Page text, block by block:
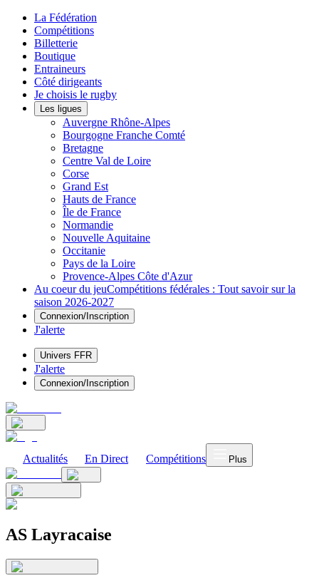
La Fédération
Compétitions
Billetterie
Boutique
Entraineurs
Côté dirigeants
Je choisis le rugby
Les ligues
Auvergne Rhône-Alpes
Bourgogne Franche Comté
Bretagne
Centre Val de Loire
Corse
Grand Est
Hauts de France
Île de France
Normandie
Nouvelle Aquitaine
Occitanie
Pays de la Loire
Provence-Alpes Côte d'Azur
Au coeur du jeuCompétitions fédérales : Tout savoir sur la
saison 2026-2027
Connexion/Inscription
J'alerte
Univers FFR
J'alerte
Connexion/Inscription
Actualités En Direct Compétitions Plus
AS Layracaise